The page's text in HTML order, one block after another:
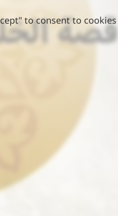
to consent to cookies.